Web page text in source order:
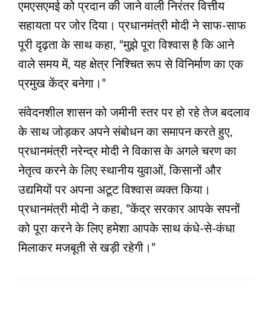
एमएसएमई को प्रदान की जाने वाली निरंतर वित्तीय
सहायता पर जोर दिया। प्रधानमंत्री मोदी ने साफ-साफ
पूरी दृढ़ता के साथ कहा, “मुझे पूरा विश्वास है कि आने
वाले समय में, यह क्षेत्र निश्चित रूप से विनिर्माण का एक
प्रमुख केंद्र बनेगा।”
संवेदनशील शासन को जमीनी स्तर पर हो रहे तेज बदलाव
के साथ जोड़कर अपने संबोधन का समापन करते हुए,
प्रधानमंत्री नरेन्द्र मोदी ने विकास के अगले चरण का
नेतृत्व करने के लिए स्थानीय युवाओं, किसानों और
उद्यमियों पर अपना अटूट विश्वास व्यक्त किया।
प्रधानमंत्री मोदी ने कहा, ”केंद्र सरकार आपके सपनों
को पूरा करने के लिए हमेशा आपके साथ कंधे-से-कंधा
मिलाकर मजबूती से खड़ी रहेगी।”